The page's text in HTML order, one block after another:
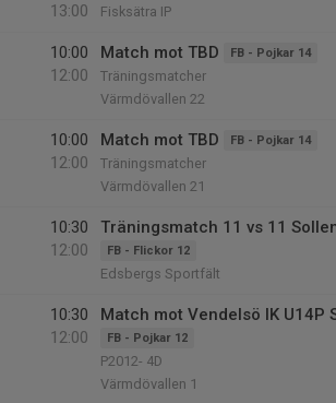
13:00
Fisksätra IP
10:00
12:00
Match mot TBD FB - Pojkar 14
Träningsmatcher
Värmdövallen 22
10:00
12:00
Match mot TBD FB - Pojkar 14
Träningsmatcher
Värmdövallen 21
10:30
12:00
Träningsmatch 11 vs 11
FB - Flickor 12
Edsbergs Sportfält
10:30
12:00
Match mot Vendelsö IK U14P
FB - Pojkar 12
P2012- 4D
Värmdövallen 1